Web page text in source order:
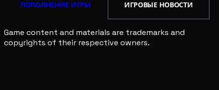
ПОПОЛНЕНИЕ ИГРЫ ИГРОВЫЕ НОВОСТИ
Game content and materials are trademarks and
copyrights of their respective owners.